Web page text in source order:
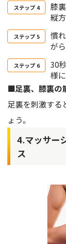
膝
縦
慣
が
30
様
■足裏、膝裏の
足裏を刺激する
ょう。
4.マッサー
ス